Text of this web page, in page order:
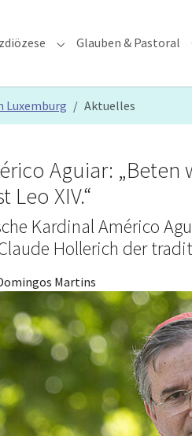
Submenu for
Glauben & Pastoral
Luxemburg Aktuelles
Aguiar:
Leo XIV.“
Kardinal Américo
Hollerich der
Martins